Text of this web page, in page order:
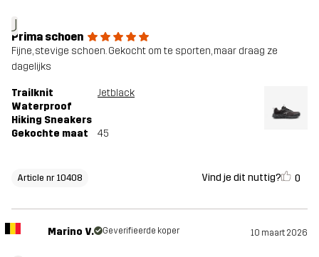
J
Prima schoen
Fijne, stevige schoen. Gekocht om te sporten, maar draag ze
dagelijks
Trailknit
Waterproof
Hiking Sneakers
Jetblack
Gekochte maat 45
Article nr 10408 Vind je dit nuttig? 0
Marino V. Geverifieerde koper 10 maart 2026